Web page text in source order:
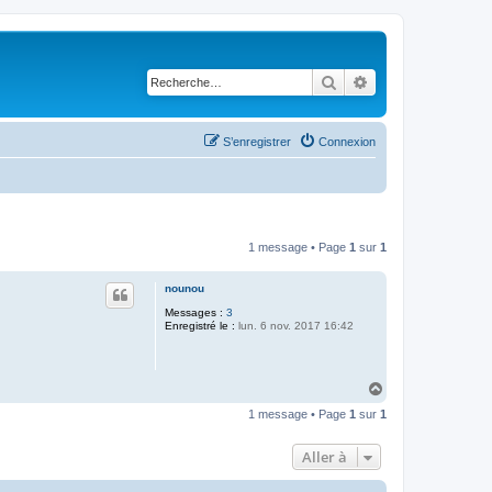
Rechercher
Connexion
S’enregistrer
1 message • Page 1 sur 1
nounou
Messages : 3
Enregistré le : lun. 6 nov. 2017 16:42
u
1 message • Page 1 sur 1
Aller à